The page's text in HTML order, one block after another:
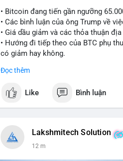
• Bitcoin đang tiến gần ngưỡng
• Các bình luận của ông Trump về
• Giá dầu giảm và các thỏa thuận
• Hướng đi tiếp theo của BTC phụ
có giảm hay không.
#bitcoin
$btc
📰 Nguồn: CoinDesk
Đọc thêm
Like Bình luận
Lakshmitech Solution
12 m